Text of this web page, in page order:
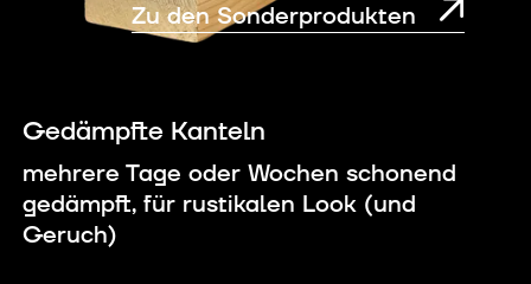
Zu den Sonderprodukten
Gedämpfte Kanteln
mehrere Tage oder Wochen schonend
gedämpft, für rustikalen Look (und
Geruch)